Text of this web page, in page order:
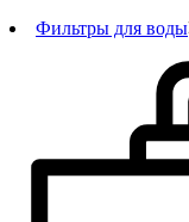
Фильтры для воды